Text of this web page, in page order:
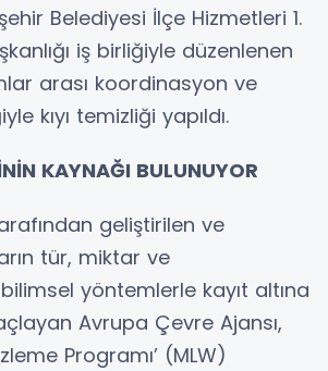
Belediyesi İlçe Hizmetleri 1.
iş birliğiyle düzenlenen
arası koordinasyon ve
kıyı temizliği yapıldı.
KAYNAĞI BULUNUYOR
geliştirilen ve
tür, miktar ve
yöntemlerle kayıt altına
Avrupa Çevre Ajansı,
Programı’ (MLW)